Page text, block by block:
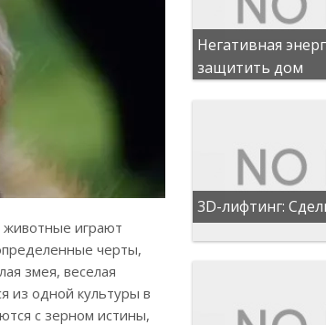
животные играют
черты,
змея, веселая
из одной культуры в
с зерном истины,
Негативная
защитить дом
3D-лифтинг: